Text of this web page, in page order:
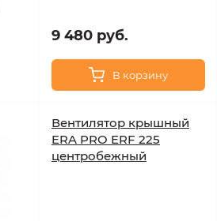
9 480 руб.
В корзину
Вентилятор крышный
ERA PRO ERF 225
центробежный